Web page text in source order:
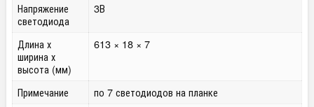
Напряжение
светодиода
3В
Длина х
ширина х
высота (мм)
613 × 18 × 7
Примечание
по 7 светодиодов на планке